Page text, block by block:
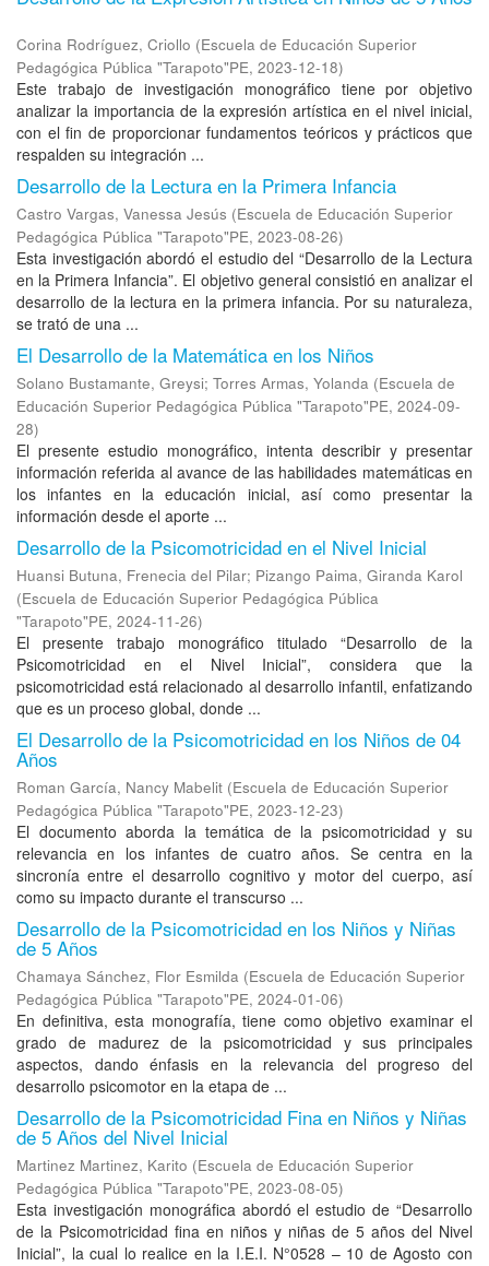
Corina Rodríguez, Criollo (Escuela de Educación Superior
Pedagógica Pública "Tarapoto"PE, 2023-12-18)
Este trabajo de investigación monográfico tiene por objetivo
analizar la importancia de la expresión artística en el nivel inicial,
con el fin de proporcionar fundamentos teóricos y prácticos que
respalden su integración ...
Desarrollo de la Lectura en la Primera Infancia
Castro Vargas, Vanessa Jesús (Escuela de Educación Superior
Pedagógica Pública "Tarapoto"PE, 2023-08-26)
Esta investigación abordó el estudio del “Desarrollo de la Lectura
en la Primera Infancia”. El objetivo general consistió en analizar el
desarrollo de la lectura en la primera infancia. Por su naturaleza,
se trató de una ...
El Desarrollo de la Matemática en los Niños
Solano Bustamante, Greysi; Torres Armas, Yolanda (Escuela de
Educación Superior Pedagógica Pública "Tarapoto"PE, 2024-09-
28)
El presente estudio monográfico, intenta describir y presentar
información referida al avance de las habilidades matemáticas en
los infantes en la educación inicial, así como presentar la
información desde el aporte ...
Desarrollo de la Psicomotricidad en el Nivel Inicial
Huansi Butuna, Frenecia del Pilar; Pizango Paima, Giranda Karol
(Escuela de Educación Superior Pedagógica Pública
"Tarapoto"PE, 2024-11-26)
El presente trabajo monográfico titulado “Desarrollo de la
Psicomotricidad en el Nivel Inicial”, considera que la
psicomotricidad está relacionado al desarrollo infantil, enfatizando
que es un proceso global, donde ...
El Desarrollo de la Psicomotricidad en los Niños de 04
Años
Roman García, Nancy Mabelit (Escuela de Educación Superior
Pedagógica Pública "Tarapoto"PE, 2023-12-23)
El documento aborda la temática de la psicomotricidad y su
relevancia en los infantes de cuatro años. Se centra en la
sincronía entre el desarrollo cognitivo y motor del cuerpo, así
como su impacto durante el transcurso ...
Desarrollo de la Psicomotricidad en los Niños y Niñas
de 5 Años
Chamaya Sánchez, Flor Esmilda (Escuela de Educación Superior
Pedagógica Pública "Tarapoto"PE, 2024-01-06)
En definitiva, esta monografía, tiene como objetivo examinar el
grado de madurez de la psicomotricidad y sus principales
aspectos, dando énfasis en la relevancia del progreso del
desarrollo psicomotor en la etapa de ...
Desarrollo de la Psicomotricidad Fina en Niños y Niñas
de 5 Años del Nivel Inicial
Martinez Martinez, Karito (Escuela de Educación Superior
Pedagógica Pública "Tarapoto"PE, 2023-08-05)
Esta investigación monográfica abordó el estudio de “Desarrollo
de la Psicomotricidad fina en niños y niñas de 5 años del Nivel
Inicial”, la cual lo realice en la I.E.I. N°0528 – 10 de Agosto con